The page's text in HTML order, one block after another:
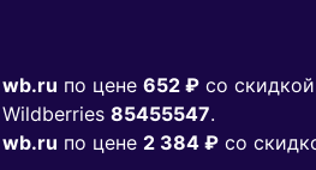
wb.ru по цене 652 ₽ co скидкой
85455547.
wb.ru по цене 2 384 ₽ co